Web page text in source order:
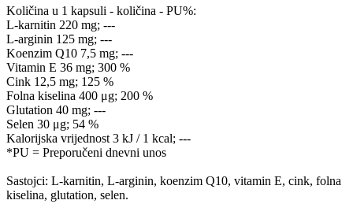
Količina u 1 kapsuli - količina - PU%:
L-karnitin 220 mg; ---
L-arginin 125 mg; ---
Koenzim Q10 7,5 mg; ---
Vitamin E 36 mg; 300 %
Cink 12,5 mg; 125 %
Folna kiselina 400 μg; 200 %
Glutation 40 mg; ---
Selen 30 μg; 54 %
Kalorijska vrijednost 3 kJ / 1 kcal; ---
*PU = Preporučeni dnevni unos
Sastojci: L-karnitin, L-arginin, koenzim Q10, vitamin E, cink, folna
kiselina, glutation, selen.